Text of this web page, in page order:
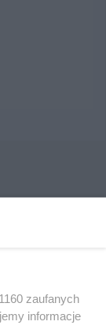
Informacyjny Miasta
zaufanych
informacje